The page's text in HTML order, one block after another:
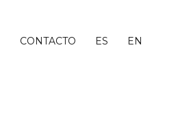
CONTACTO ES EN